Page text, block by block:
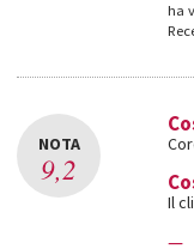
ha
NOTA
9,2
Il
—